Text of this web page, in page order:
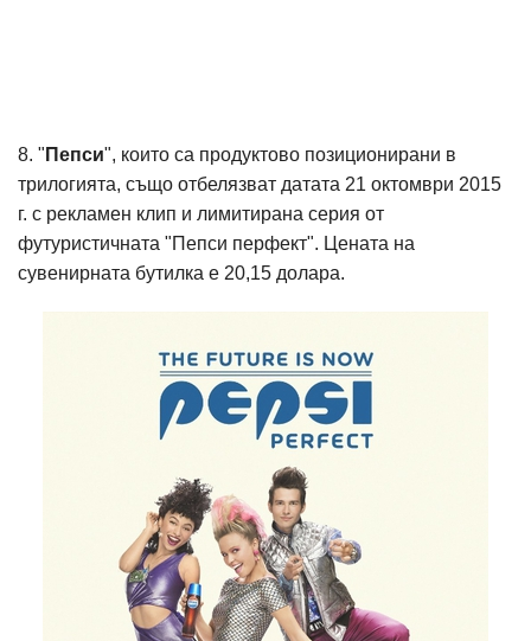
8. " Пепси", които са продуктово позиционирани в
трилогията, също отбелязват датата 21 октомври 2015
г. с рекламен клип и лимитирана серия от
футуристичната "Пепси перфект". Цената на
сувенирната бутилка е 20,15 долара.